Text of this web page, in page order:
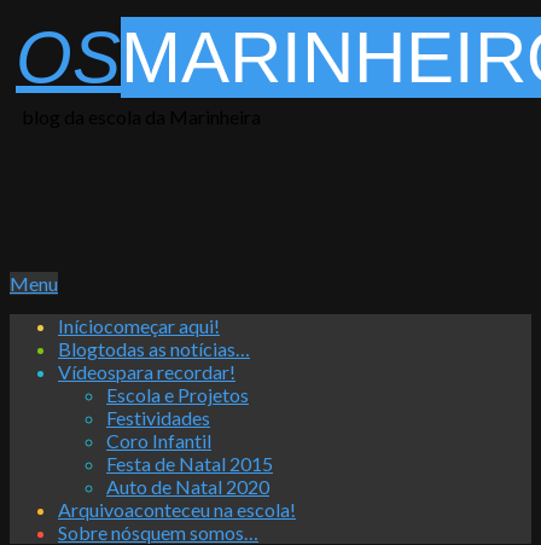
to
content
OS
Primary
Menu
Menu
Iníciocomeçar aqui!
Blogtodas as notícias…
Vídeospara recordar!
Escola e Projetos
Festividades
Coro Infantil
Festa de Natal 2015
Auto de Natal 2020
Arquivoaconteceu na escola!
Sobre nósquem somos…